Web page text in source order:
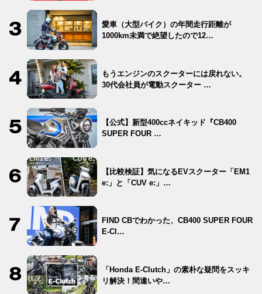
愛車（大型バイク）の年間走行距離が
1000km未満で絶望したので12…
もうエンジンのスクーターには戻れない。
30代会社員が電動スクーター …
【公式】新型400ccネイキッド『CB400
SUPER FOUR …
【比較検証】気になるEVスクーター「EM1
e:」と「CUV e:」…
FIND CBでわかった、CB400 SUPER FOUR
E-Cl…
「Honda E-Clutch」の素朴な疑問をスッキ
リ解決！間違いや…